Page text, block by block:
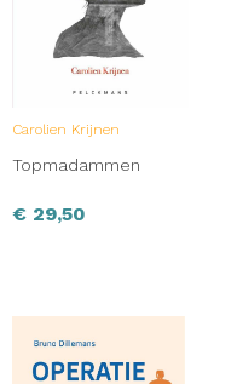
Carolien Krijnen
Topmadammen
€ 29,50